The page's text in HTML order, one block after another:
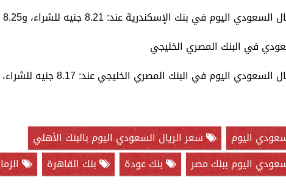
اليوم في بنك الإسكندرية عند: 8.21 جنيه للشراء، و8.25 جنيه للبيع.
في البنك المصري الخليجي
اليوم في البنك المصري الخليجي عند: 8.17 جنيه للشراء، و8.25 جنيه للبيع.
اليوم
سعر الريال السعودي اليوم بالبنك الأهلي
اليوم ببنك مصر
بنك عودة بنك القاهرة